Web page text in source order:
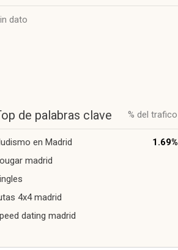
dato
de palabras clave % del trafico
en Madrid
1.69%
madrid
4x4 madrid
dating madrid